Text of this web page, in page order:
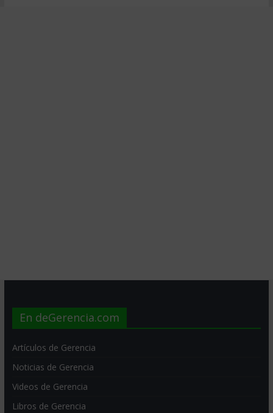
En deGerencia.com
Artículos de Gerencia
Noticias de Gerencia
Videos de Gerencia
Libros de Gerencia